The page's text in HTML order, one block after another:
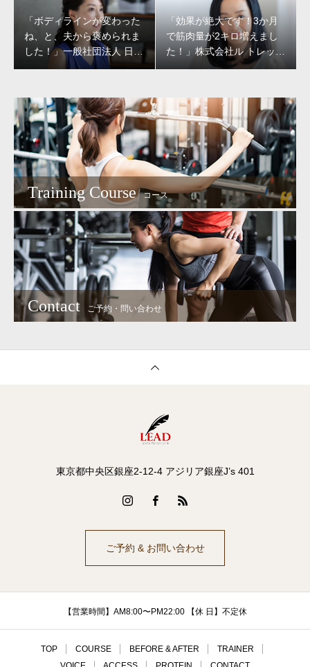
「ボディラインが変わった
ね、と、夫から褒められま
した！」一般社団法人 日本
水商売協会代表理事 甲賀香
「効果が絶大です！3か月
で筋肉量が2キロ増えまし
た！」株式会社ル トレッフ
ル 代表取締役 大村祐季 様
Training Course コース
Contact ご予約・問い合わせ
東京都中央区銀座2-12-4 アジリア銀座J’s 401
ご予約 & お問い合わせ
【営業時間】AM8:00〜PM22:00 【休 日】不定休
TOP COURSE BEFORE & AFTER
TRAINER